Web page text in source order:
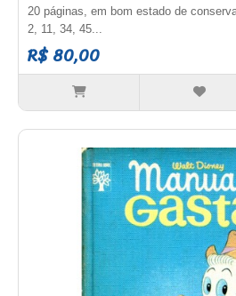
20 páginas, em bom estado de
2, 11, 34, 45...
R$ 80,00